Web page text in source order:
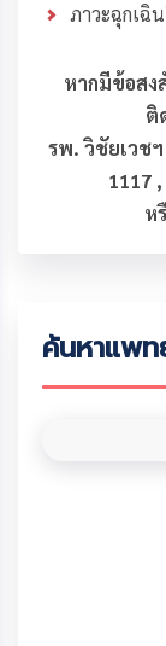
ภาวะฉุกเฉิ
หากมีข้อสง
ติ
รพ. วิชัยเวช
1117
ห
ค้นหาแพ